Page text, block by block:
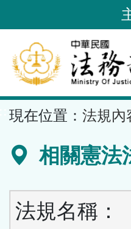
到
要
內
容
區
現在位置： 法規內
相關憲法
法規名稱：